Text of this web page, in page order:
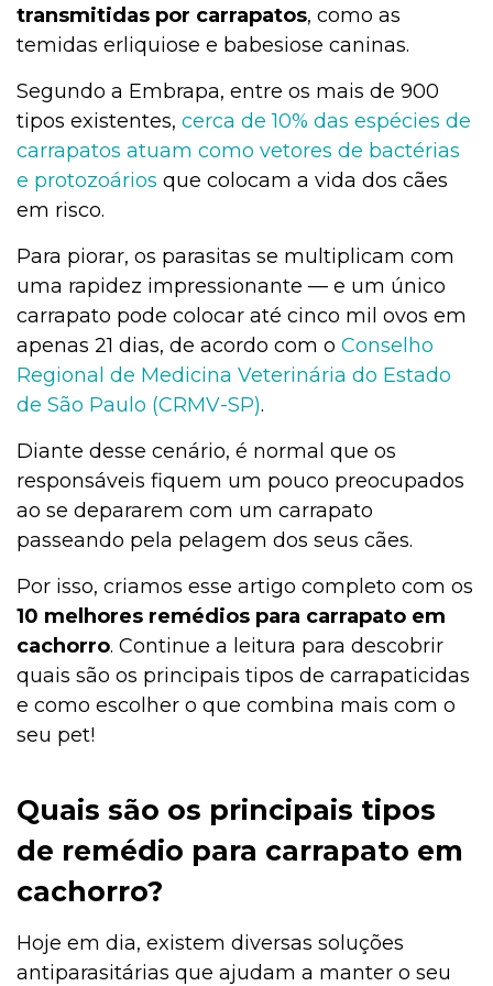
transmitidas por carrapatos, como as
temidas erliquiose e babesiose caninas.
Segundo a Embrapa, entre os mais de 900
tipos existentes, cerca de 10% das espécies de
carrapatos atuam como vetores de bactérias
e protozoários que colocam a vida dos cães
em risco.
Para piorar, os parasitas se multiplicam com
uma rapidez impressionante — e um único
carrapato pode colocar até cinco mil ovos em
apenas 21 dias, de acordo com o Conselho
Regional de Medicina Veterinária do Estado
de São Paulo (CRMV-SP).
Diante desse cenário, é normal que os
responsáveis fiquem um pouco preocupados
ao se depararem com um carrapato
passeando pela pelagem dos seus cães.
Por isso, criamos esse artigo completo com os
10 melhores remédios para carrapato em
cachorro. Continue a leitura para descobrir
quais são os principais tipos de carrapaticidas
e como escolher o que combina mais com o
seu pet!
Quais são os principais tipos
de remédio para carrapato em
cachorro?
Hoje em dia, existem diversas soluções
antiparasitárias que ajudam a manter o seu